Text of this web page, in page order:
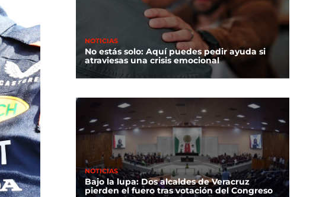
NOTICIAS
No estás solo: Aquí puedes pedir ayuda si
atraviesas una crisis emocional
NOTICIAS
Bajo la lupa: Dos alcaldes de Veracruz
pierden el fuero tras votación del Congreso